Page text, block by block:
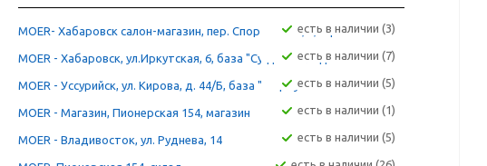
MOER- Хабаровск салон-магазин, пер. Спортивный, 4, офис 202
Есть в наличии (3)
MOER - Хабаровск, ул.Иркутская, 6, база "Сугдак" склад 12АЕсть в наличии (7)
MOER - Уссурийск, ул. Кирова, д. 44/Б, база "Фортуна"Есть в наличии (5)
MOER - Магазин, Пионерская 154, магазин Есть в наличии (1)
MOER - Владивосток, ул. Руднева, 14 Есть в наличии (5)